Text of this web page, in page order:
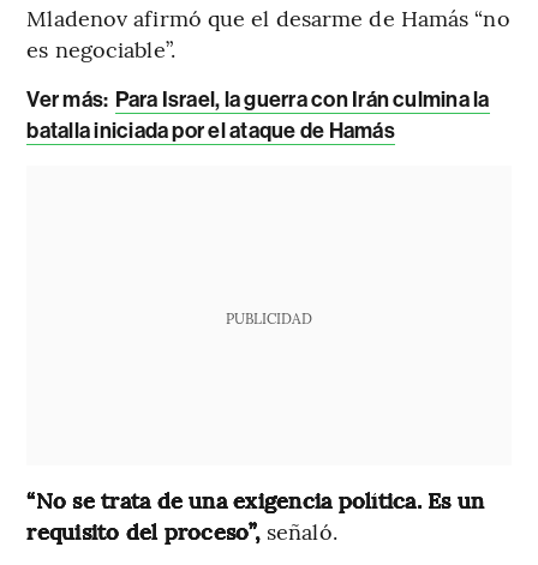
Mladenov afirmó que el desarme de Hamás “no
es negociable”.
Ver más: Para Israel, la guerra con Irán culmina la
batalla iniciada por el ataque de Hamás
PUBLICIDAD
“No se trata de una exigencia política. Es un
requisito del proceso”,señaló.